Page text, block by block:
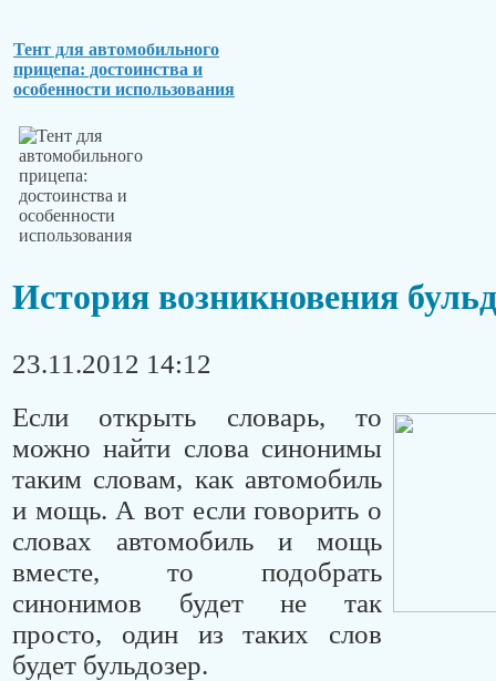
Тент для автомобильного
прицепа: достоинства и
особенности использования
История возникновения
23.11.2012 14:12
Если открыть словарь, то
можно найти слова синонимы
таким словам, как автомобиль
и мощь. А вот если говорить о
словах автомобиль и мощь
вместе, то подобрать
синонимов будет не так
просто, один из таких слов
будет бульдозер.